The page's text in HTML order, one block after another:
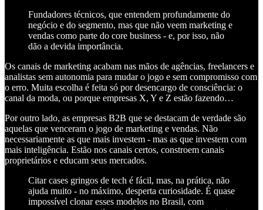
Fundadores técnicos, que entendem profundamente do
negócio e do segmento, mas que não veem marketing e
vendas como parte do core business - e, por isso, não
dão a devida importância.
Os canais de marketing acabam nas mãos de agências, freelancers e
analistas sem autonomia para mudar o jogo e sem compromisso com
o erro. Muita escolha é feita só por desencargo de consciência: o
canal da moda, ou porque empresas X, Y e Z estão fazendo…
Por outro lado, as empresas B2B que se destacam de verdade são
aquelas que venceram o jogo de marketing e vendas. Não
necessariamente as que mais investem - mas as que investem com
mais inteligência. Estão nos canais certos, constroem canais
proprietários e educam seus mercados.
Citar cases gringos de tech é fácil, mas, na prática, não
ajuda muito - no máximo, desperta curiosidade. É quase
impossível clonar esses modelos no Brasil, com